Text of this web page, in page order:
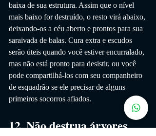
baixa de sua estrutura. Assim que o nível
mais baixo for destruído, o resto virá abaixo,
deixando-os a céu aberto e prontos para sua
saraivada de balas. Cura extra e escudos
serão úteis quando você estiver encurralado,
mas não está pronto para desistir, ou você
pode compartilhá-los com seu companheiro
de esquadrão se ele precisar de alguns
primeiros socorros afiados.
12. Não destrua árvores